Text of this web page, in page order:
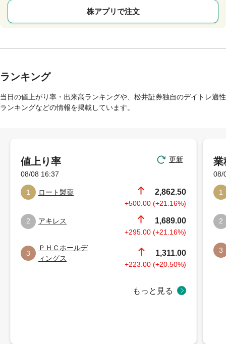
株アプリで注文
ランキング
当日の値上がり率・出来高ランキングや、松井証券独自のデイトレ適性
ランキングなどの情報を掲載しています。